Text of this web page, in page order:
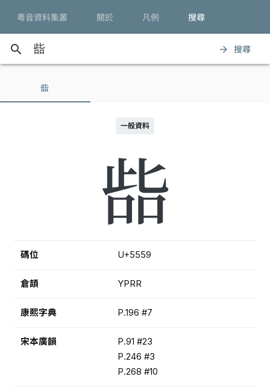
粵音資料集叢 關於 凡例 搜尋
search arrow_forward 搜尋
啙
一般資料
啙
碼位 U+5559
倉頡 YPRR
康熙字典 P.196 #7
宋本廣韻
P.91 #23
P.246 #3
P.268 #10